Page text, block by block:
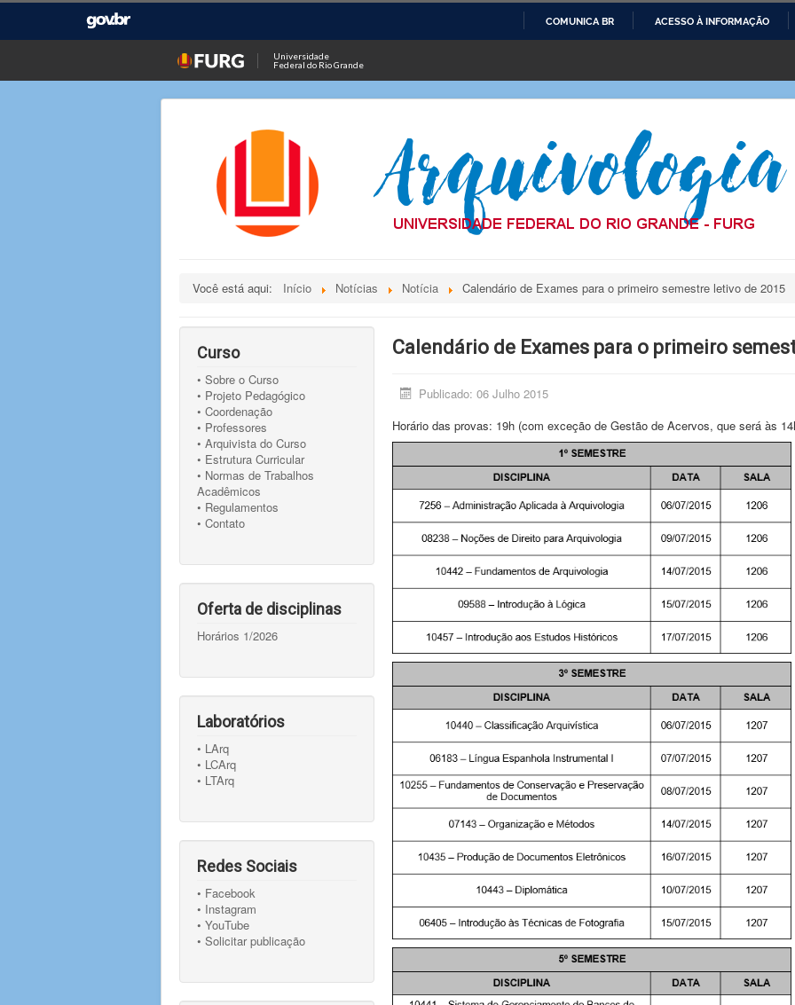
O
CONTEÚDO
COMUNICA BR ACESSO À INFORMAÇÃO
Universidade
Federal do Rio Grande
Você está aqui: Início Notícias Notícia Calendário de Exames para o primeiro semestre letivo de 2015
Curso
• Sobre o Curso
• Projeto Pedagógico
• Coordenação
• Professores
• Arquivista do Curso
• Estrutura Curricular
• Normas de Trabalhos
Acadêmicos
• Regulamentos
• Contato
Oferta de disciplinas
Horários 1/2026
Laboratórios
• LArq
• LCArq
• LTArq
Redes Sociais
• Facebook
• Instagram
• YouTube
• Solicitar publicação
Calendário de Exames para o primeiro
Publicado: 06 Julho 2015
Horário das provas: 19h (com exceção de Gestão de Acervos, que será às